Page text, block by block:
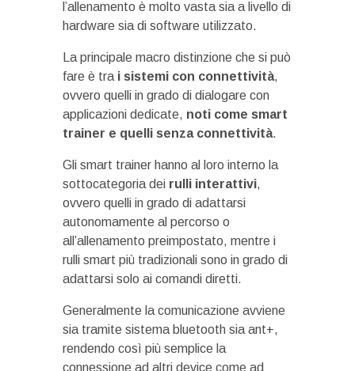
l’allenamento è molto vasta sia a livello di
hardware sia di software utilizzato.
La principale macro distinzione che si può
fare è tra i sistemi con connettività,
ovvero quelli in grado di dialogare con
applicazioni dedicate, noti come smart
trainer e quelli senza connettività.
Gli smart trainer hanno al loro interno la
sottocategoria dei rulli interattivi,
ovvero quelli in grado di adattarsi
autonomamente al percorso o
all’allenamento preimpostato, mentre i
rulli smart più tradizionali sono in grado di
adattarsi solo ai comandi diretti.
Generalmente la comunicazione avviene
sia tramite sistema bluetooth sia ant+,
rendendo così più semplice la
connessione ad altri device come ad